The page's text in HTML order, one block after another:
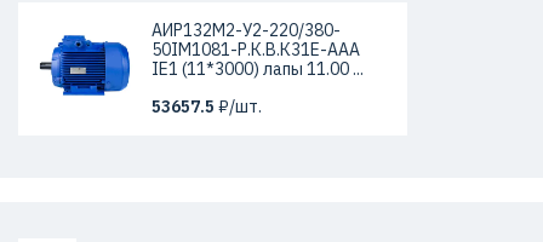
АИР132М2-У2-220/380-
50IМ1081-Р.К.В.К31Е-ААА
IЕ1 (11*3000) лапы 11.00 ...
53657.5 ₽/шт.